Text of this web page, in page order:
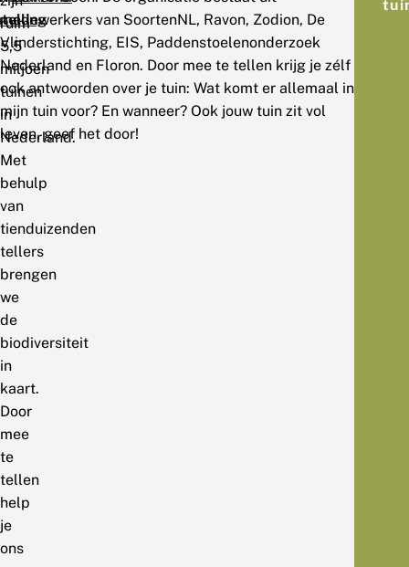
ruim
5,5
miljoen
tuinen
in
Nederland.
Met
behulp
van
tienduizenden
tellers
brengen
we
de
biodiversiteit
in
kaart.
Door
mee
te
tellen
help
je
ons
medewerkers van SoortenNL, Ravon, Zodion, De
Vlinderstichting, EIS, Paddenstoelenonderzoek
Nederland en Floron. Door mee te tellen krijg je zélf
ook antwoorden over je tuin: Wat komt er allemaal in
mijn tuin voor? En wanneer? Ook jouw tuin zit vol
leven, geef het door!